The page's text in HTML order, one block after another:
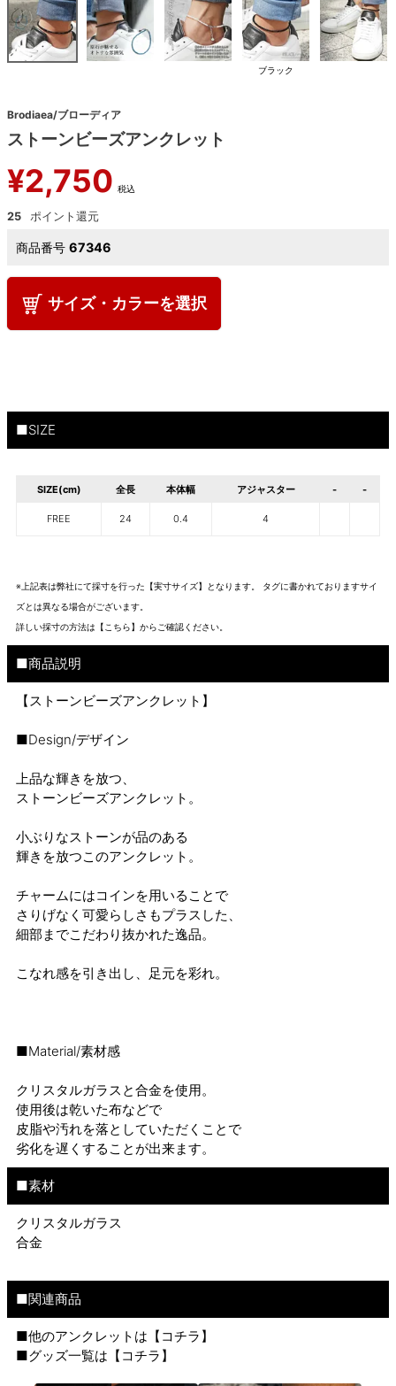
ブラック
Brodiaea/ブローディア
ストーンビーズアンクレット
¥2,750 税込
25
商品番号 67346
サイズ・カラーを選択
■SIZE
SIZE(cm) 全長 本体幅 アジャスター - -
FREE 24 0.4 4
※上記表は弊社にて採寸を行った【実寸サイズ】となります。 タグに書かれておりますサイ
ズとは異なる場合がございます。
詳しい採寸の方法は 【こちら】から ご確認ください。
■商品説明
【ストーンビーズアンクレット】
■Design/デザイン
上品な輝きを放つ、
ストーンビーズアンクレット。
小ぶりなストーンが品のある
輝きを放つこのアンクレット。
チャームにはコインを用いることで
さりげなく可愛らしさもプラスした、
細部までこだわり抜かれた逸品。
こなれ感を引き出し、足元を彩れ。
■Material/素材感
クリスタルガラスと合金を使用。
使用後は乾いた布などで
皮脂や汚れを落としていただくことで
劣化を遅くすることが出来ます。
■素材
クリスタルガラス
合金
■関連商品
■他のアンクレットは【 コチラ 】
■グッズ一覧は【 コチラ 】